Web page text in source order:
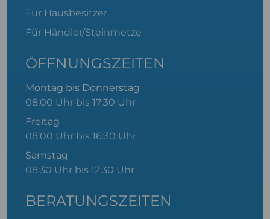
Für Hausbesitzer
Für Händler/Steinmetze
ÖFFNUNGSZEITEN
Montag bis Donnerstag
08:00 Uhr bis 17:30 Uhr
Freitag
08:00 Uhr bis 16:30 Uhr
Samstag
08:30 Uhr bis 12:30 Uhr
BERATUNGSZEITEN